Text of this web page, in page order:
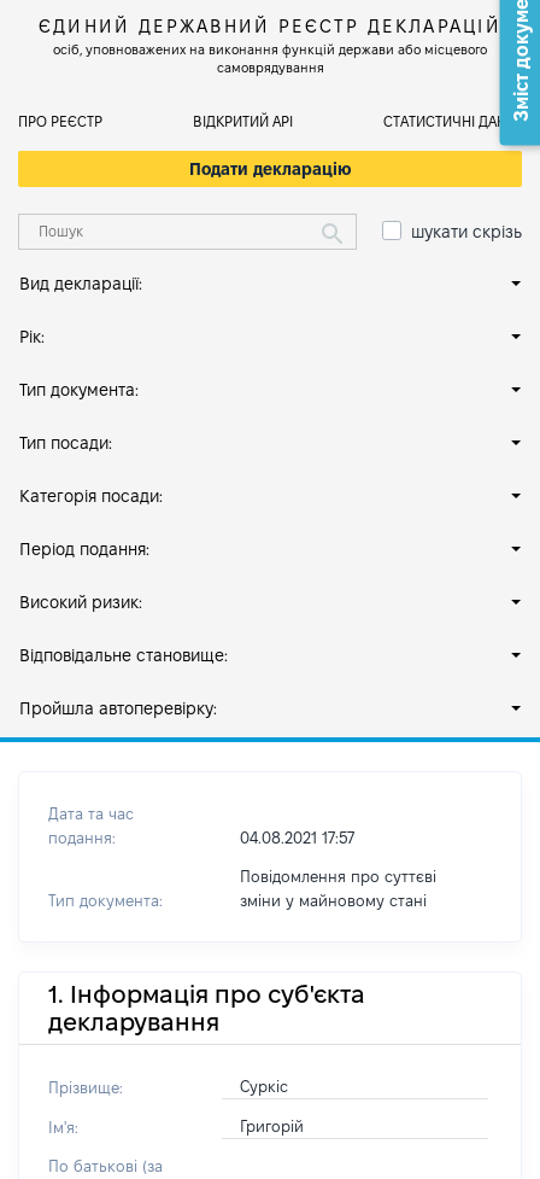
ЄДИНИЙ ДЕРЖАВНИЙ РЕЄСТР ДЕКЛАРАЦІЙ
осіб, уповноважених на виконання функцій держави або місцевого
самоврядування
ПРО РЕЄСТР ВІДКРИТИЙ АРІ СТАТИСТИЧНІ ДАНІ
Подати декларацію
шукати скрізь
Вид декларації:
Рік:
Тип документа:
Тип посади:
Категорія посади:
Період подання:
Високий ризик:
Відповідальне становище:
Пройшла автоперевірку:
Дата та час
подання:
04.08.2021 17:57
Тип документа:
Повідомлення про суттєві
зміни y майновому стані
1. Інформація про суб'єкта
декларування
Прізвище: Суркіс
Ім'я: Григорій
По батькові (за
Зміст документа